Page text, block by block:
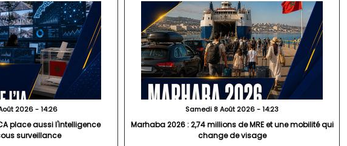
2026 - 14:26
place aussi l'intelligence
surveillance
Samedi 8 Août 2026 - 14:23
Marhaba 2026 : 2,74 millions de MRE et une mobilité qui
change de visage